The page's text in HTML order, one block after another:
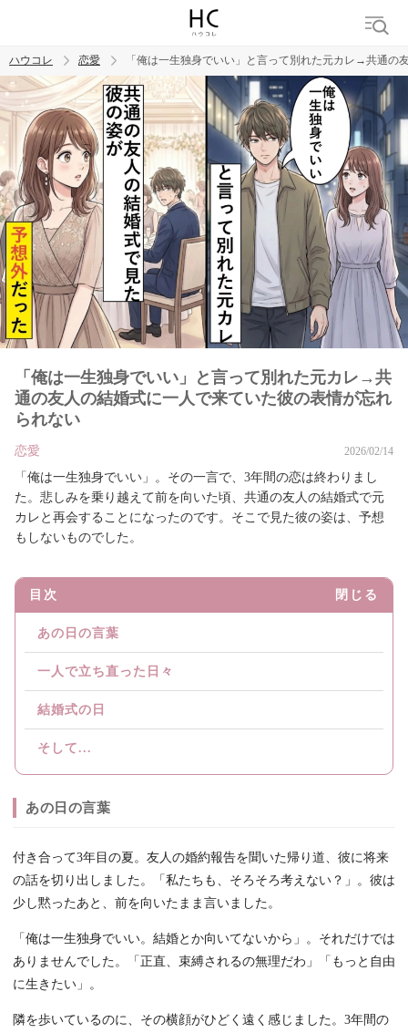
トレンド ワード
恋愛
ハウコレ 恋愛 「俺は一生独身でいい」と言って別れた元カレ→共通の
「俺は一生独身でいい」と言って別れた元カレ→共
通の友人の結婚式に一人で来ていた彼の表情が忘れ
られない
恋愛 2026/02/14
「俺は一生独身でいい」。その一言で、3年間の恋は終わりまし
た。悲しみを乗り越えて前を向いた頃、共通の友人の結婚式で元
カレと再会することになったのです。そこで見た彼の姿は、予想
もしないものでした。
目次 閉じる
あの日の言葉
一人で立ち直った日々
結婚式の日
そして...
あの日の言葉
付き合って3年目の夏。友人の婚約報告を聞いた帰り道、彼に将来
の話を切り出しました。「私たちも、そろそろ考えない？」。彼は
少し黙ったあと、前を向いたまま言いました。
「俺は一生独身でいい。結婚とか向いてないから」。それだけでは
ありませんでした。「正直、束縛されるの無理だわ」「もっと自由
に生きたい」。
隣を歩いているのに、その横顔がひどく遠く感じました。3年間の